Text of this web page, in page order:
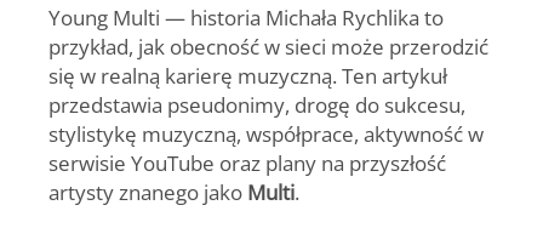
Young Multi — historia Michała Rychlika to
przykład, jak obecność w sieci może przerodzić
się w realną karierę muzyczną. Ten artykuł
przedstawia pseudonimy, drogę do sukcesu,
stylistykę muzyczną, współprace, aktywność w
serwisie YouTube oraz plany na przyszłość
artysty znanego jako Multi.